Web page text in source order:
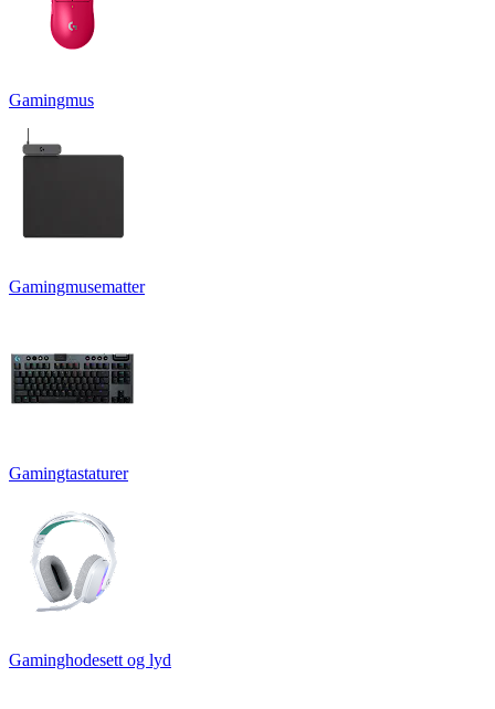
Gamingmus
Gamingmusematter
Gamingtastaturer
Gaminghodesett og lyd